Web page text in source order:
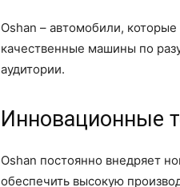
Oshan – автомобили,
качественные машины по
аудитории.
Инновационные
Oshan постоянно внедряет
обеспечить высокую